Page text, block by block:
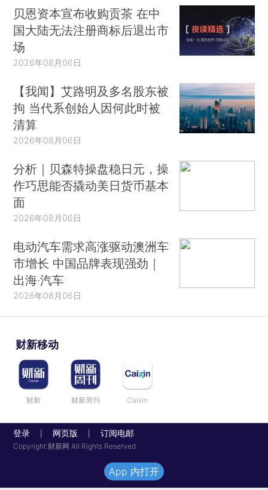
贝恩资本宣布收购贡茶 在中
国大陆无法注册商标后退出市
场
2026年08月06日
【我闻】艾路明及多名股东被
拘 当代系创始人因何此时被
清算
2026年08月06日
分析｜贝森特操盘稳日元，操
作巧思能否撬动美日货币基本
面
2026年08月06日
电动汽车需求高涨驱动澳洲车
市增长 中国品牌表现强劲｜
出海·汽车
2026年08月06日
财新移动
财新 财新周刊 Caixin
登录 网页版 订阅电邮
Copyright 财新网 All Rights Reserved
App 内打开